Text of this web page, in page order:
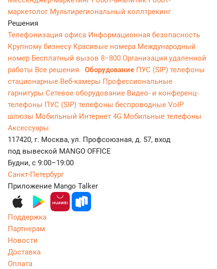
маркетолог Мультирегиональный коллтрекинг
Решения
Телефонизация офиса Информационная безопасность
Крупному бизнесу Красивые номера Международный
номер Бесплатный вызов 8−800 Организация удаленной
работы Все решения Оборудование ПУС (SIP) телефоны
стационарные Веб-камеры Профессиональные
гарнитуры Сетевое оборудование Видео- и конференц-
телефоны ПУС (SIP) телефоны беспроводные VoIP
шлюзы Мобильный Интернет 4G Мобильные телефоны
Аксессуары
117420, г. Москва, ул. Профсоюзная, д. 57, вход
под вывеской MANGO OFFICE
Будни, с 9:00–19:00
Санкт-Петербург
Приложение Mango Talker
Поддержка
Партнерам
Новости
Доставка
Оплата